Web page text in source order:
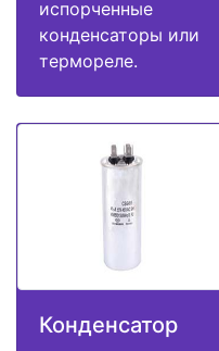
испорченные
конденсаторы или
термореле.
Конденсатор